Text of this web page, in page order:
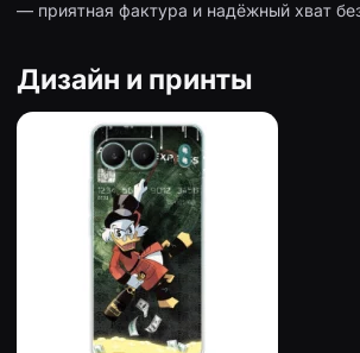
— приятная фактура и надёжный хват
Дизайн и принты